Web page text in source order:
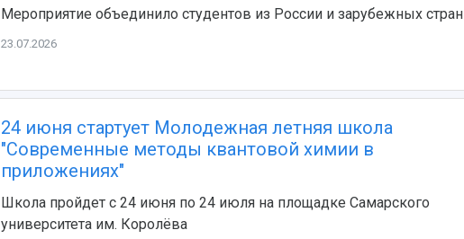
Мероприятие объединило студентов из России и зарубежных стран
23.07.2026
24 июня стартует Молодежная летняя школа
"Современные методы квантовой химии в
приложениях"
Школа пройдет с 24 июня по 24 июля на площадке Самарского
университета им. Королёва